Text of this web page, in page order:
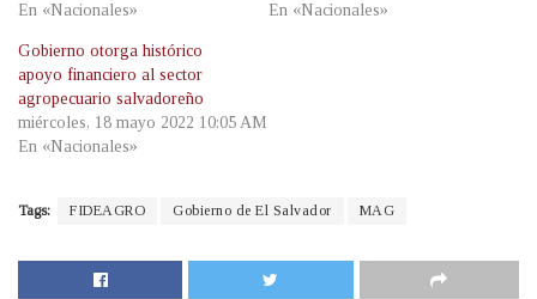
En «Nacionales»
En «Nacionales»
Gobierno otorga histórico
apoyo financiero al sector
agropecuario salvadoreño
miércoles, 18 mayo 2022 10:05 AM
En «Nacionales»
Tags: FIDEAGRO Gobierno de El Salvador MAG